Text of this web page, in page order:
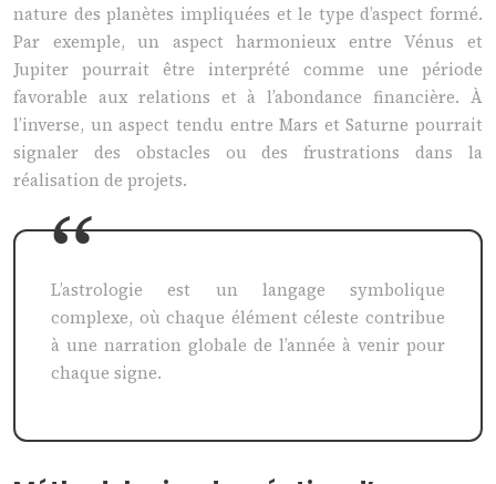
nature des planètes impliquées et le type d’aspect formé.
Par exemple, un aspect harmonieux entre Vénus et
Jupiter pourrait être interprété comme une période
favorable aux relations et à l’abondance financière. À
l’inverse, un aspect tendu entre Mars et Saturne pourrait
signaler des obstacles ou des frustrations dans la
réalisation de projets.
L’astrologie est un langage symbolique
complexe, où chaque élément céleste contribue
à une narration globale de l’année à venir pour
chaque signe.